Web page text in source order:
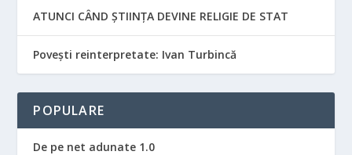
ATUNCI CÂND ȘTIINȚA DEVINE RELIGIE DE STAT
Povești reinterpretate: Ivan Turbincă
POPULARE
De pe net adunate 1.0